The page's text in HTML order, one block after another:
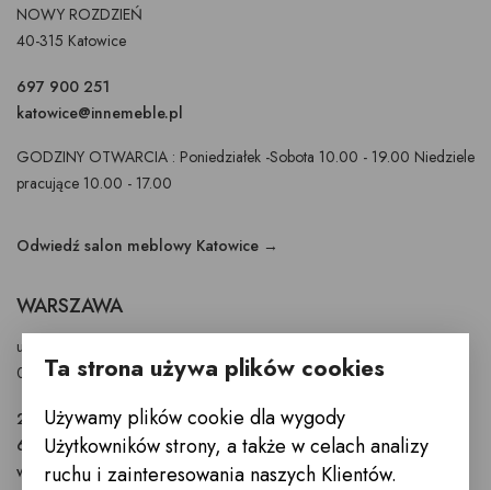
NOWY ROZDZIEŃ
40-315 Katowice
697 900 251
katowice@innemeble.pl
GODZINY OTWARCIA : Poniedziałek -Sobota 10.00 - 19.00 Niedziele
pracujące 10.00 - 17.00
Odwiedź salon meblowy Katowice →
WARSZAWA
ul. Puławska 326 - budynek Enel-Med
02-819 Warszawa
22 855 40 97
601 777 299
warszawa@innemeble.pl
Ta strona używa plików cookies
Używamy plików cookie dla wygody
Użytkowników strony, a także w celach analizy
ruchu i zainteresowania naszych Klientów.